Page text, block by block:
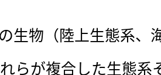
生物（陸上生態系、
らが複合した生態系